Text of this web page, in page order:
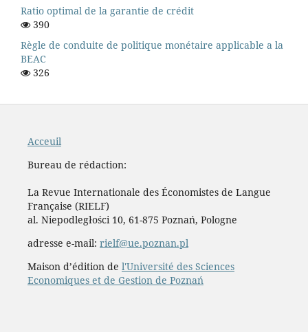
Ratio optimal de la garantie de crédit
390
Règle de conduite de politique monétaire applicable a la
BEAC
326
Acceuil
Bureau de rédaction:
La Revue Internationale des Économistes de Langue
Française (RIELF)
al. Niepodległości 10, 61-875 Poznań, Pologne
adresse e-mail: rielf@ue.poznan.pl
Maison d’édition de l'Université des Sciences
Economiques et de Gestion de Poznań